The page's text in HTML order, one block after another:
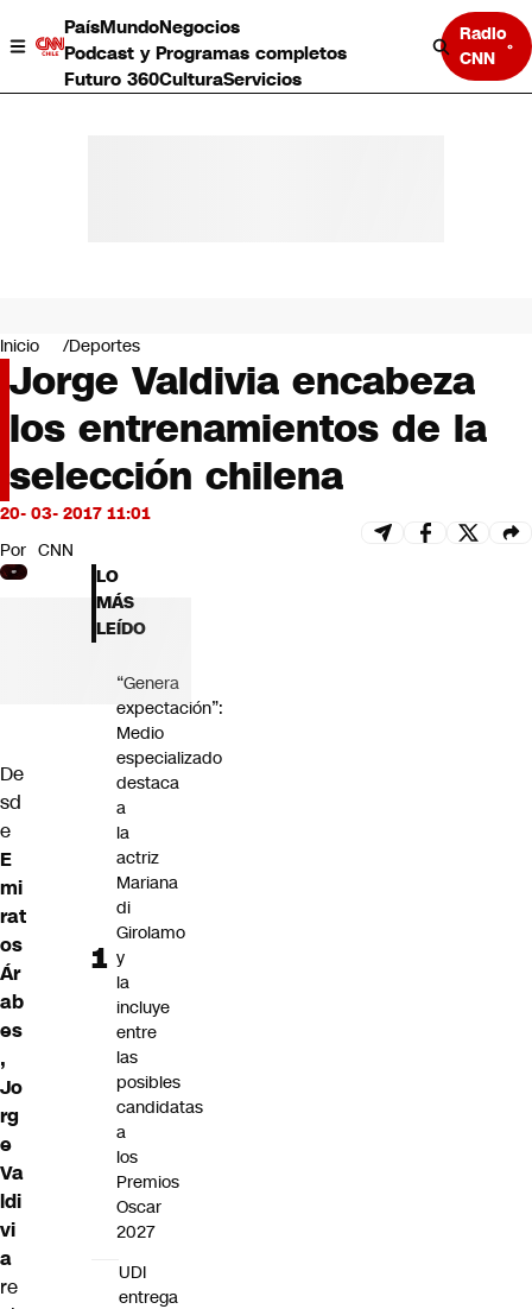
PaísMundoNegocios
Podcast y Programas completos
Futuro 360CulturaServicios
Radio
CNN
Negocios
Deportes
Programas completos
Cultura
Servicios
Bits
CNN tiempo
Futuro 360
Opinión
Inicio Deportes
Jorge Valdivia encabeza
los entrenamientos de la
selección chilena
20- 03- 2017 11:01
Por CNN
De
sd
e
E
mi
rat
os
Ár
ab
es
,
Jo
rg
e
Va
ldi
vi
a
re
LO
MÁS
LEÍDO
“Genera
expectación”:
Medio
especializado
destaca
a
la
actriz
Mariana
di
Girolamo
y
la
incluye
entre
las
posibles
candidatas
a
los
Premios
Oscar
2027
UDI
entrega